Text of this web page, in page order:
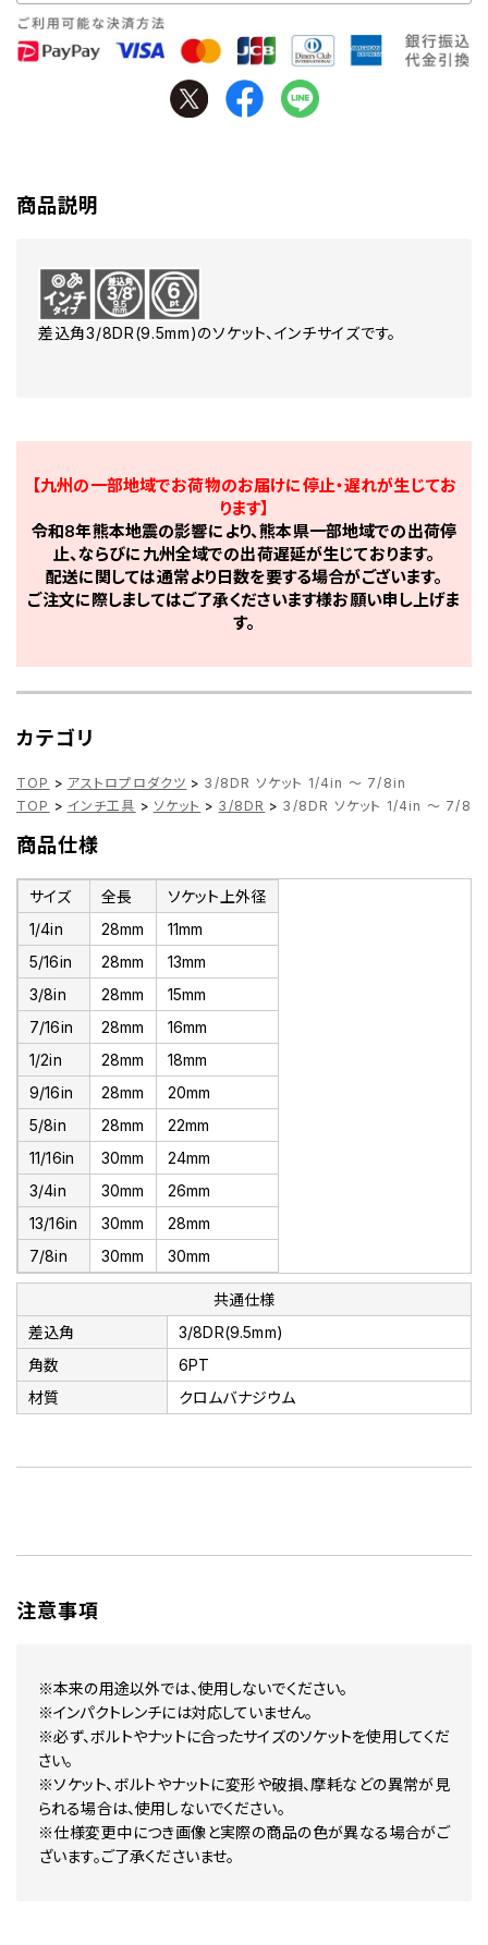
商品説明
差込角3/8DR(9.5mm)のソケット、インチサイズです。
【九州の一部地域でお荷物のお届けに停止・遅れが生じてお
ります】
令和8年熊本地震の影響により、熊本県一部地域での出荷停
止、ならびに九州全域での出荷遅延が生じております。
配送に関しては通常より日数を要する場合がございます。
ご注文に際しましてはご了承くださいます様お願い申し上げま
す。
カテゴリ
TOP > アストロプロダクツ > 3/8DR ソケット 1/4in ～ 7/8in
TOP > インチ工具 > ソケット > 3/8DR > 3/8DR ソケット 1/4in ～ 7/8in
商品仕様
サイズ 全長
ソケット上外径
1/4in
28mm
11mm
5/16in
28mm
13mm
3/8in
28mm
15mm
7/16in
28mm
16mm
1/2in
28mm
18mm
9/16in
28mm
20mm
5/8in
28mm
22mm
11/16in
30mm
24mm
3/4in
30mm
26mm
13/16in
30mm
28mm
7/8in
30mm 30mm
共通仕様
差込角
3/8DR(9.5mm)
角数
6PT
材質
クロムバナジウム
注意事項
※本来の用途以外では、使用しないでください。
※インパクトレンチには対応していません。
※必ず、ボルトやナットに合ったサイズのソケットを使用してくだ
さい。
※ソケット、ボルトやナットに変形や破損、摩耗などの異常が見
られる場合は、使用しないでください。
※仕様変更中につき画像と実際の商品の色が異なる場合がご
ざいます。ご了承くださいませ。